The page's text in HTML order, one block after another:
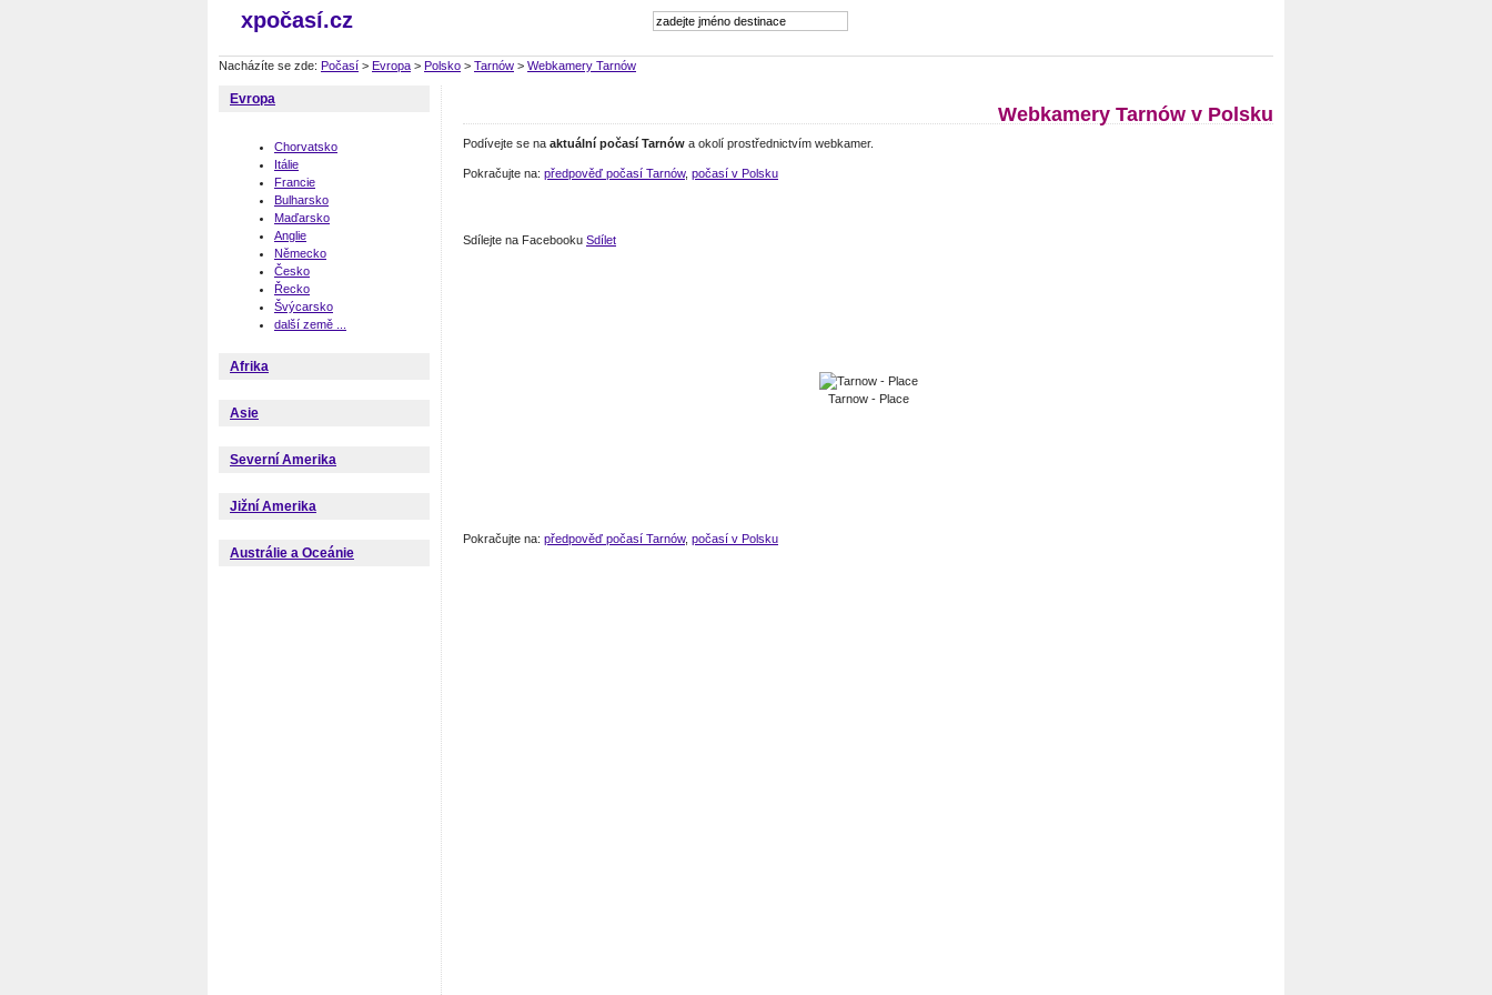
xpočasí.cz
Nacházíte se zde: Počasí > Evropa > Polsko > Tarnów > Webkamery Tarnów
Evropa
Chorvatsko
Itálie
Francie
Bulharsko
Maďarsko
Anglie
Německo
Česko
Řecko
Švýcarsko
další země ...
Afrika
Asie
Severní Amerika
Jižní Amerika
Austrálie a Oceánie
Webkamery Tarnów v Polsku
Podívejte se na aktuální počasí Tarnów a okolí prostřednictvím webkamer.
Pokračujte na: předpověď počasí Tarnów, počasí v Polsku
Sdílejte na Facebooku Sdílet
Tarnow - Place
Pokračujte na: předpověď počasí Tarnów, počasí v Polsku